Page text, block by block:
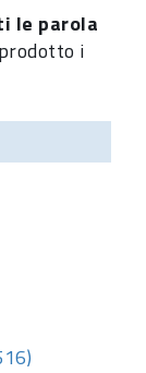
le parola
i